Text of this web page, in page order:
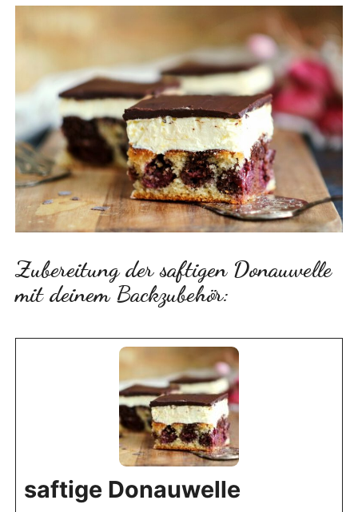
Zubereitung der saftigen Donauwelle
mit deinem Backzubehör:
saftige Donauwelle